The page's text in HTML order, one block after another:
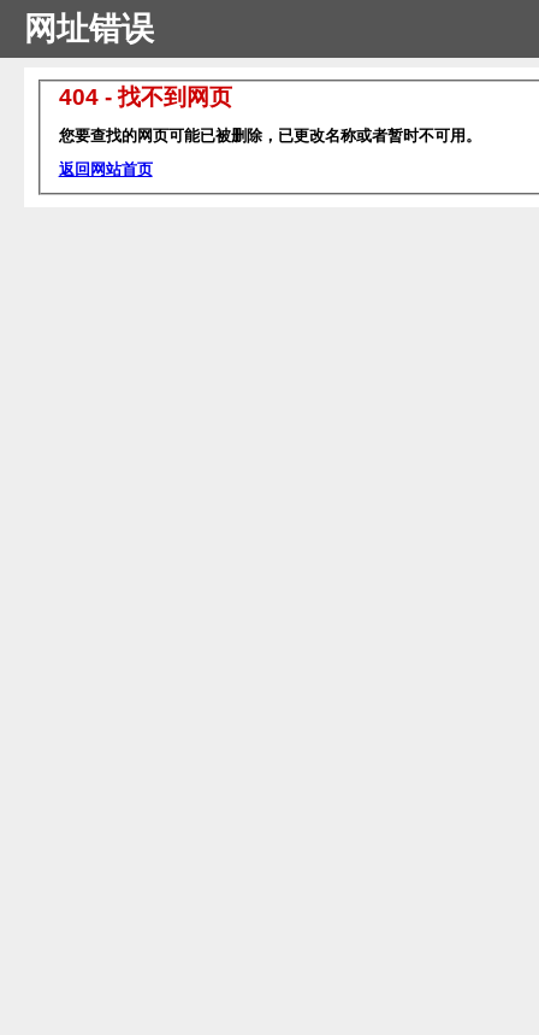
网址错误
404 - 找不到网页
您要查找的网页可能已被删除，已更改名称或者暂时不可用。
返回网站首页